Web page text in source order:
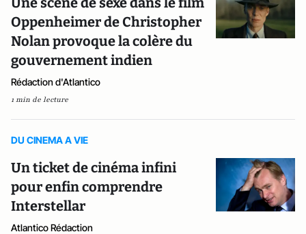
Oppenheimer de Christopher
Nolan provoque la colère du
gouvernement indien
Rédaction d'Atlantico
1 min de lecture
DU CINEMA A VIE
Un ticket de cinéma infini
pour enfin comprendre
Interstellar
Atlantico Rédaction